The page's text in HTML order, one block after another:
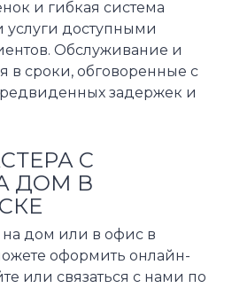
и гибкая система
услуги доступными
Обслуживание и
в сроки, обговоренные с
задержек и
С
ДОМ В
на дом или в офис в
оформить онлайн-
или связаться с нами по